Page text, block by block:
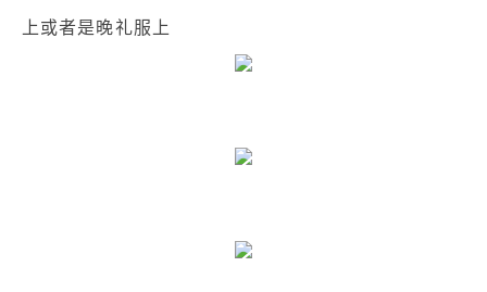
上或者是晚礼服上